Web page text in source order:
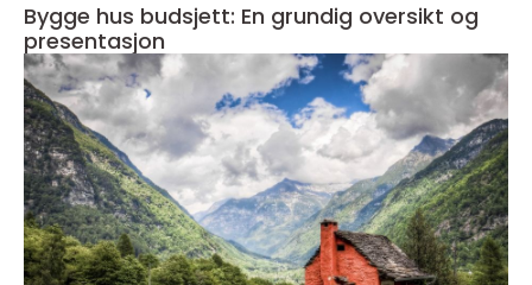
Bygge hus budsjett: En grundig oversikt og
presentasjon